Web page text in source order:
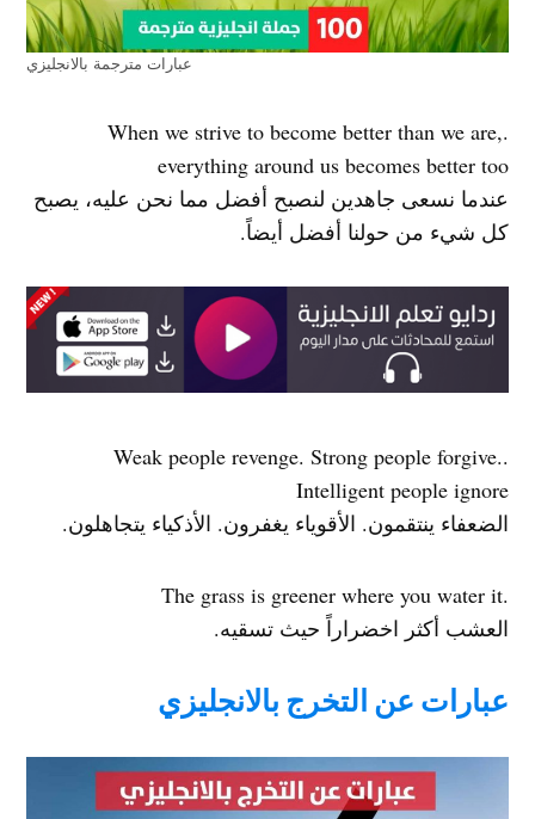
عبارات مترجمة بالانجليزي
.When we strive to become better than we are,
everything around us becomes better too
عندما نسعى جاهدين لنصبح أفضل مما نحن عليه، يصبح
كل شيء من حولنا أفضل أيضاً.
.Weak people revenge. Strong people forgive.
Intelligent people ignore
الضعفاء ينتقمون. الأقوياء يغفرون. الأذكياء يتجاهلون.
.The grass is greener where you water it
العشب أكثر اخضراراً حيث تسقيه.
عبارات عن التخرج بالانجليزي